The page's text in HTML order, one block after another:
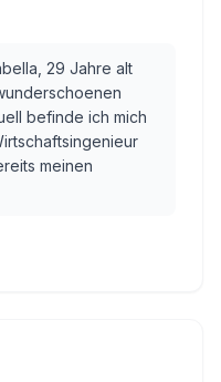
29 Jahre alt
befinde ich mich
meinen